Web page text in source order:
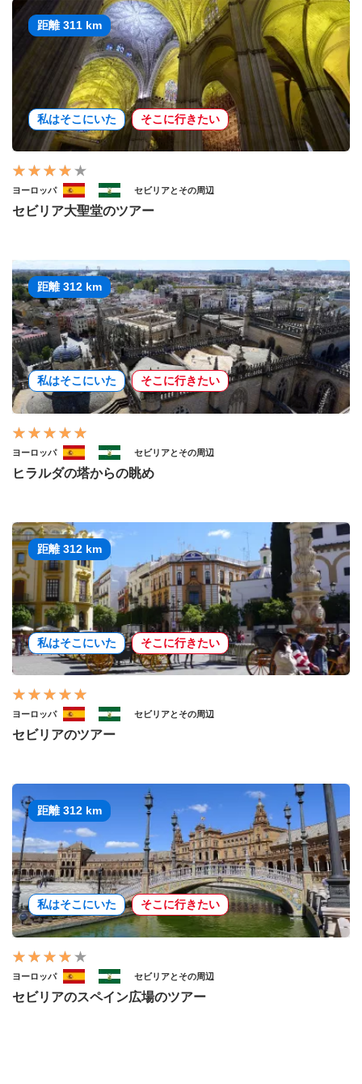
距離 311 km
私はそこにいた そこに行きたい
ヨーロッパ セビリアとその周辺
セビリア大聖堂のツアー
距離 312 km
私はそこにいた そこに行きたい
ヨーロッパ セビリアとその周辺
ヒラルダの塔からの眺め
距離 312 km
私はそこにいた そこに行きたい
ヨーロッパ セビリアとその周辺
セビリアのツアー
距離 312 km
私はそこにいた そこに行きたい
ヨーロッパ セビリアとその周辺
セビリアのスペイン広場のツアー